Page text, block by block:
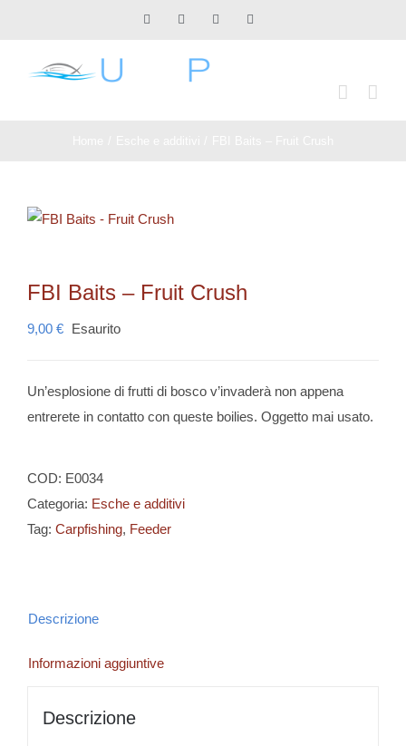
contenuto
Facebook Instagram
FBI Baits – Fruit Crush
9,00 € Esaurito
Un’esplosione di frutti di bosco v’invaderà non appena
entrerete in contatto con queste boilies. Oggetto mai usato.
COD: E0034
Categoria: Esche e additivi
Tag: Carpfishing, Feeder
Descrizione
Informazioni aggiuntive
Descrizione